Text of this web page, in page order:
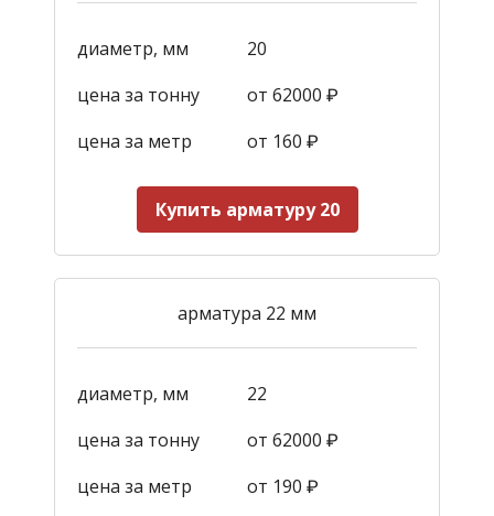
диаметр, мм
20
цена за тонну
от 62000 ₽
цена за метр
от 160 ₽
Купить арматуру 20
арматура 22 мм
диаметр, мм
22
цена за тонну
от 62000 ₽
цена за метр
от 190 ₽